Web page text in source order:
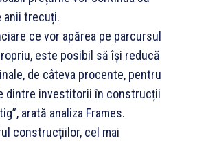
anii trecuți.
ce vor apărea pe parcursul
este posibil să își reducă
de câteva procente, pentru
dintre investitorii în construcții
arată analiza Frames.
construcțiilor, cel mai